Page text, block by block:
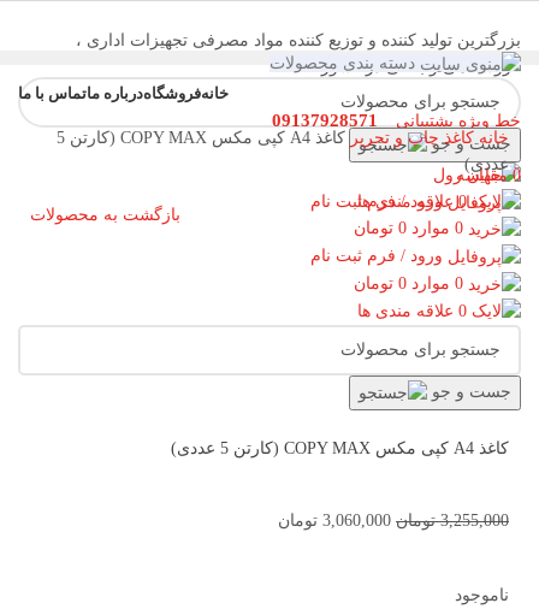
بزرگترین تولید کننده و توزیع کننده مواد مصرفی تجهیزات اداری ،
فروشگاهی و بانکی در کشور
خانهفروشگاهدرباره ماتماس با ما
خط ویژه پشتیبانی
09137928571
فهرست
ورود / فرم ثبت نام
دسته بندی محصولات
جست و جو
0 مقایسه
0 علاقه مندی ها
0 موارد 0 تومان
ورود / فرم ثبت نام
0 موارد 0 تومان
0 علاقه مندی ها
جست و جو
خانه کاغذ چاپ و تحریر
کاغذ A4 کپی مکس COPY MAX (کارتن 5
عددی)
بازگشت به محصولات
فروش!ناموجود
برای بزرگنمایی کلیک کنید
کاغذ A4 کپی مکس COPY MAX (کارتن 5 عددی)
3,255,000 تومان 3,060,000 تومان
ناموجود